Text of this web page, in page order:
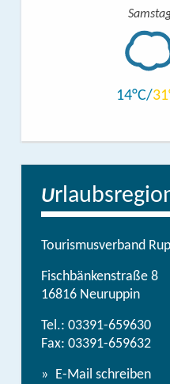
14 31
U
Tourismusverband
Fischbänkenstraße 8
16816 Neuruppin
Tel.: 03391-659630
Fax: 03391-659632
E-Mail schreiben